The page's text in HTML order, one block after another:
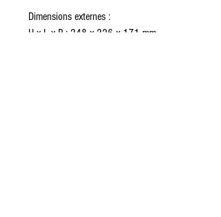
Dimensions externes :
H x L x P : 248 x 226 x 171 mm